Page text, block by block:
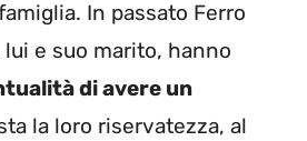
In passato Ferro
e suo marito, hanno
di avere un
la loro riservatezza, al